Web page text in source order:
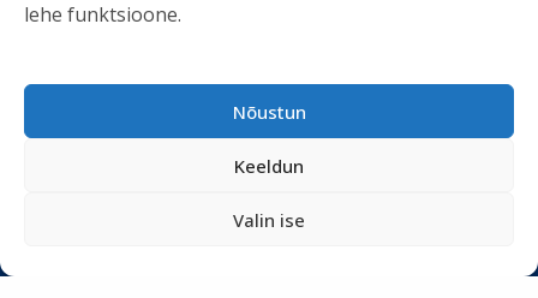
lehe funktsioone.
Nõustun
Keeldun
Valin ise
Ole kursis meie tegemistega. Peame kinni